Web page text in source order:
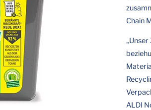
Chain
ALDI